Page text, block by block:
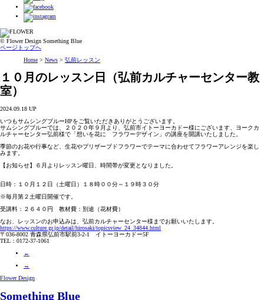
© Flower Design Something Blue
ページトップへ
Home > News > 弘前レッスン
１０月のレッスン日（弘前カルチャーセンター教
室）
2024.09.18 UP
いつもサムシングブルーHPをご覧いただきありがとうございます。
サムシングブルーでは、２０２０年９月より、弘前市イトーヨーカドー様にございます、ヨークカ
ルチャーセンター弘前様で「想いを花に フラワーデザイン」の講座を開講いたしました。
季節のお花や行事など、生花やプリザーブドフラワーでテーマに合わせてフラワーアレンジを楽し
みます。
【お知らせ】６月よりレッスン曜日、時間帯が変更となりました。
日時：１０月１２日（土曜日）１８時００分～１９時３０分
※毎月第２土曜日開催です。
受講料：２６４０円 教材費：別途（花材費）
なお、レッスンのお申込みは、弘前カルチャーセンター様までお願いいたします。
https://www.culture.gr.jp/detail/hirosaki/topicsview_24_34844.html
〒036-8002 青森県弘前市駅前3-2-1 イトーヨーカドー5F
TEL：0172-37-1061
←
→
Flower Design
Something Blue